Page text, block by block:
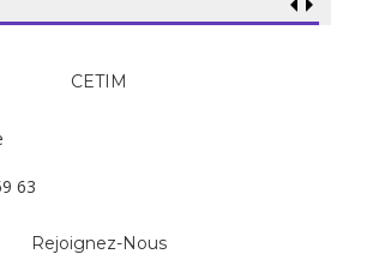
CETIM
63
Rejoignez-Nous